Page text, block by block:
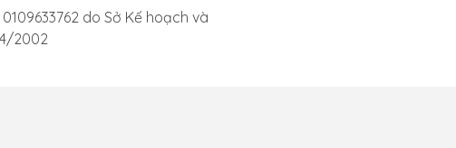
ép kính khi màn hình hiển thị bình thường và cảm ứng không bị liệt
hoặc hiển thị, cần thay nguyên bộ màn hình.
do Sở Kế hoạch và
2002